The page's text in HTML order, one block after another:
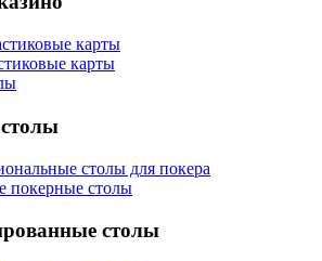
карты
карты
столы для покера
покерные столы
столы